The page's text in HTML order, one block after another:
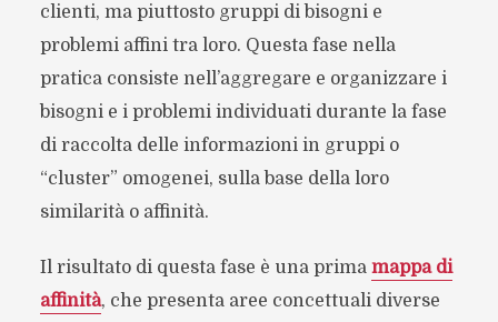
clienti, ma piuttosto gruppi di bisogni e
problemi affini tra loro. Questa fase nella
pratica consiste nell’aggregare e organizzare i
bisogni e i problemi individuati durante la fase
di raccolta delle informazioni in gruppi o
“cluster” omogenei, sulla base della loro
similarità o affinità.
Il risultato di questa fase è una prima mappa di
affinità, che presenta aree concettuali diverse